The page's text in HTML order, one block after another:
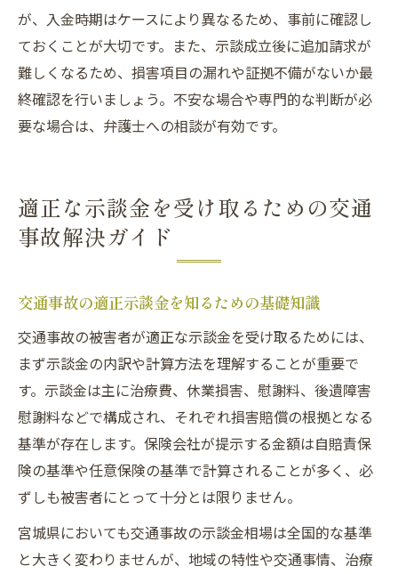
が、入金時期はケースにより異なるため、事前に確認し
ておくことが大切です。また、示談成立後に追加請求が
難しくなるため、損害項目の漏れや証拠不備がないか最
終確認を行いましょう。不安な場合や専門的な判断が必
要な場合は、弁護士への相談が有効です。
適正な示談金を受け取るための交通
事故解決ガイド
交通事故の適正示談金を知るための基礎知識
交通事故の被害者が適正な示談金を受け取るためには、
まず示談金の内訳や計算方法を理解することが重要で
す。示談金は主に治療費、休業損害、慰謝料、後遺障害
慰謝料などで構成され、それぞれ損害賠償の根拠となる
基準が存在します。保険会社が提示する金額は自賠責保
険の基準や任意保険の基準で計算されることが多く、必
ずしも被害者にとって十分とは限りません。
宮城県においても交通事故の示談金相場は全国的な基準
と大きく変わりませんが、地域の特性や交通事情、治療